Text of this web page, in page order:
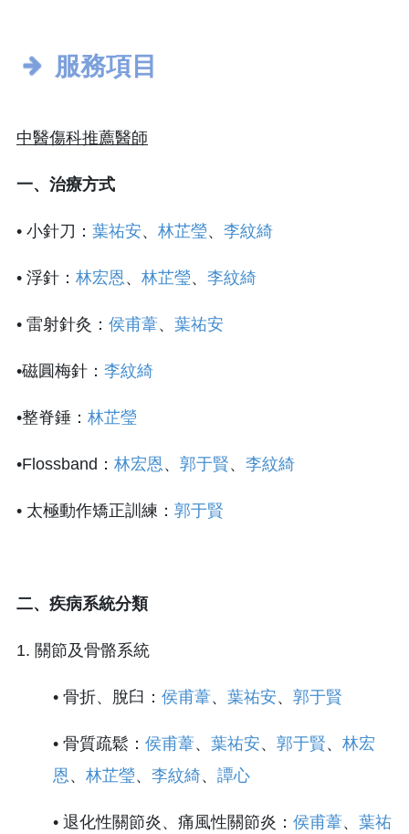
服務項目
中醫傷科推薦醫師
一、治療方式
• 小針刀： 葉祐安、 林芷瑩、 李紋綺
• 浮針： 林宏恩、 林芷瑩、 李紋綺
• 雷射針灸： 侯甫葦、 葉祐安
•磁圓梅針： 李紋綺
•整脊錘： 林芷瑩
•Flossband： 林宏恩、 郭于賢、 李紋綺
• 太極動作矯正訓練： 郭于賢
二、疾病系統分類
1. 關節及骨骼系統
• 骨折、脫臼： 侯甫葦、 葉祐安、 郭于賢
• 骨質疏鬆： 侯甫葦、 葉祐安、 郭于賢、 林宏
恩、 林芷瑩、 李紋綺、 譚心
• 退化性關節炎、痛風性關節炎： 侯甫葦、 葉祐